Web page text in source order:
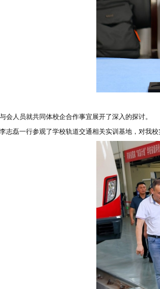
会人员就共同体校企合作事宜展开了深入的探讨。
志磊一行参观了学校轨道交通相关实训基地，对我校